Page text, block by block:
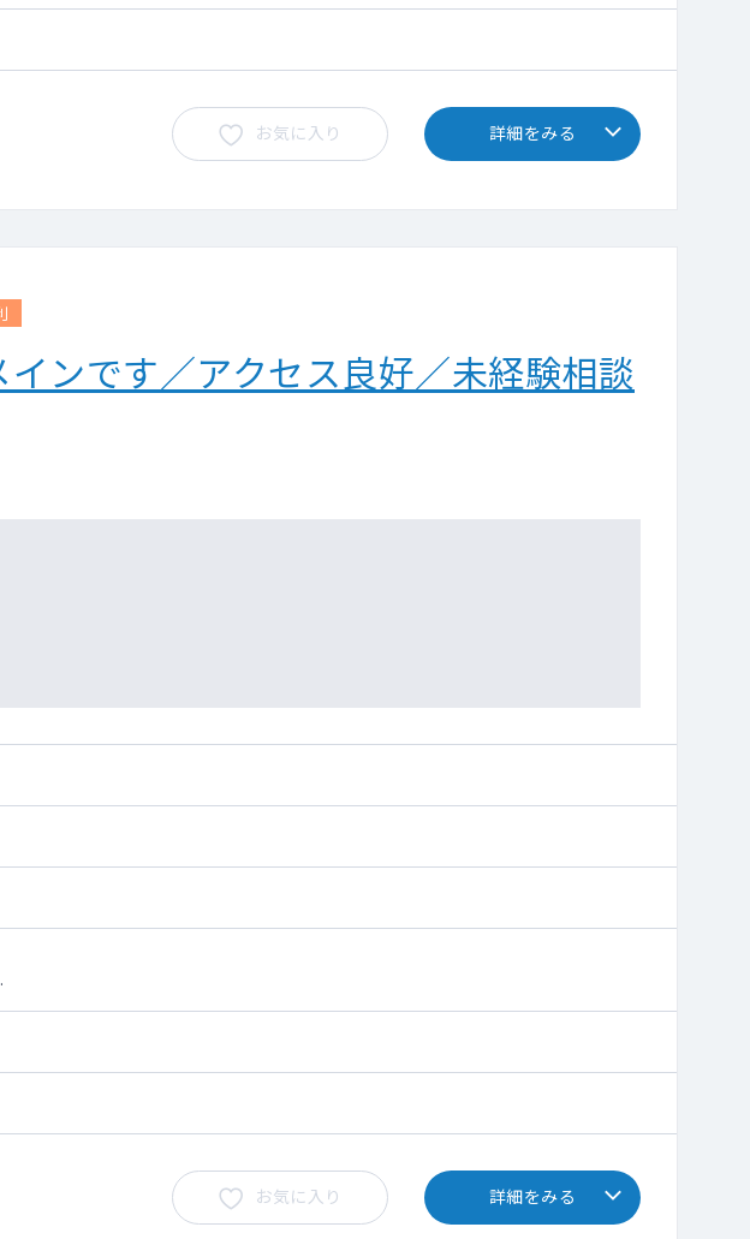
お気に入り 詳細をみる
ンです／アクセス良好／未経験相談
お気に入り 詳細をみる